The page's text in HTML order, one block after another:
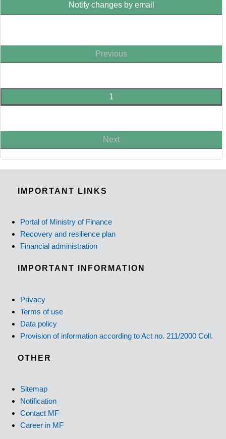
Notify changes by email
Previous
1
Next
IMPORTANT LINKS
Portal of Ministry of Finance
Recovery and resilience plan
Financial administration
IMPORTANT INFORMATION
Privacy
Terms of use
Data policy
Provision of information according to Act no. 211/2000 Coll.
OTHER
Sitemap
Notification
Contact MF
Career in MF